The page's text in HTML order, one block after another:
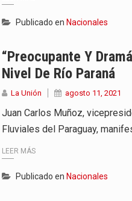
Publicado en Nacionales
“Preocupante Y
Nivel De Río Paraná
La Unión agosto 11, 2021
Juan Carlos Muñoz,
Fluviales del Paraguay,
LEER MÁS
Publicado en Nacionales